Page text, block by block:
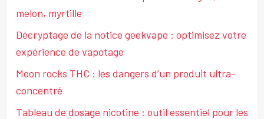
melon, myrtille
Décryptage de la notice geekvape : optimisez votre
expérience de vapotage
Moon rocks THC : les dangers d’un produit ultra-
concentré
Tableau de dosage nicotine : outil essentiel pour les